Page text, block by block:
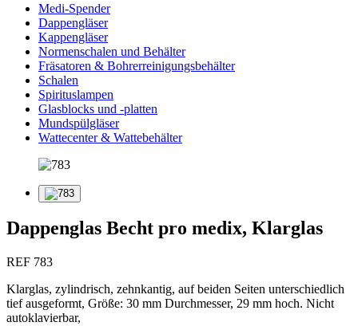
Medi-Spender
Dappengläser
Kappengläser
Normenschalen und Behälter
Fräsatoren & Bohrerreinigungsbehälter
Schalen
Spirituslampen
Glasblocks und -platten
Mundspülgläser
Wattecenter & Wattebehälter
Dappenglas Becht pro medix, Klarglas
REF 783
Klarglas, zylindrisch, zehnkantig, auf beiden Seiten unterschiedlich
tief ausgeformt, Größe: 30 mm Durchmesser, 29 mm hoch. Nicht
autoklavierbar,